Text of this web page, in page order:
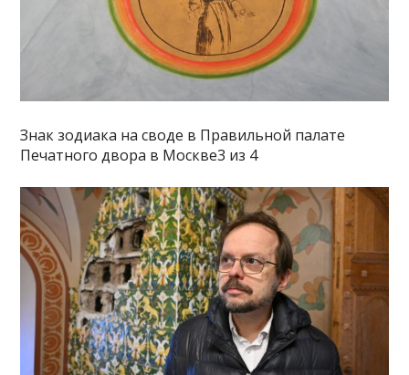
Знак зодиака на своде в Правильной палате
Печатного двора в Москве3 из 4